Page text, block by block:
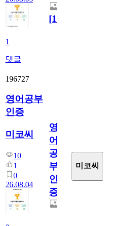
1
댓글
[1]
196727
영어공부
인증
미코씨
10
1
0
26.08.04
영
어
공
부
인
증
미코씨